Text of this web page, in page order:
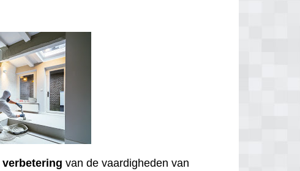
verbetering van de vaardigheden van